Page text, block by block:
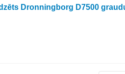
Dronningborg D7500